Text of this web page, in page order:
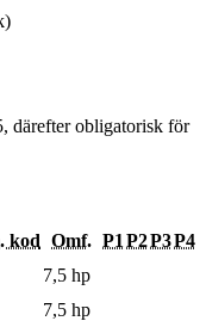
därefter obligatorisk för
kod Omf. P1 P2P3P4
7,5 hp
7,5 hp